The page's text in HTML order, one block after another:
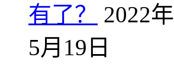
有了？
2022年
5月19日